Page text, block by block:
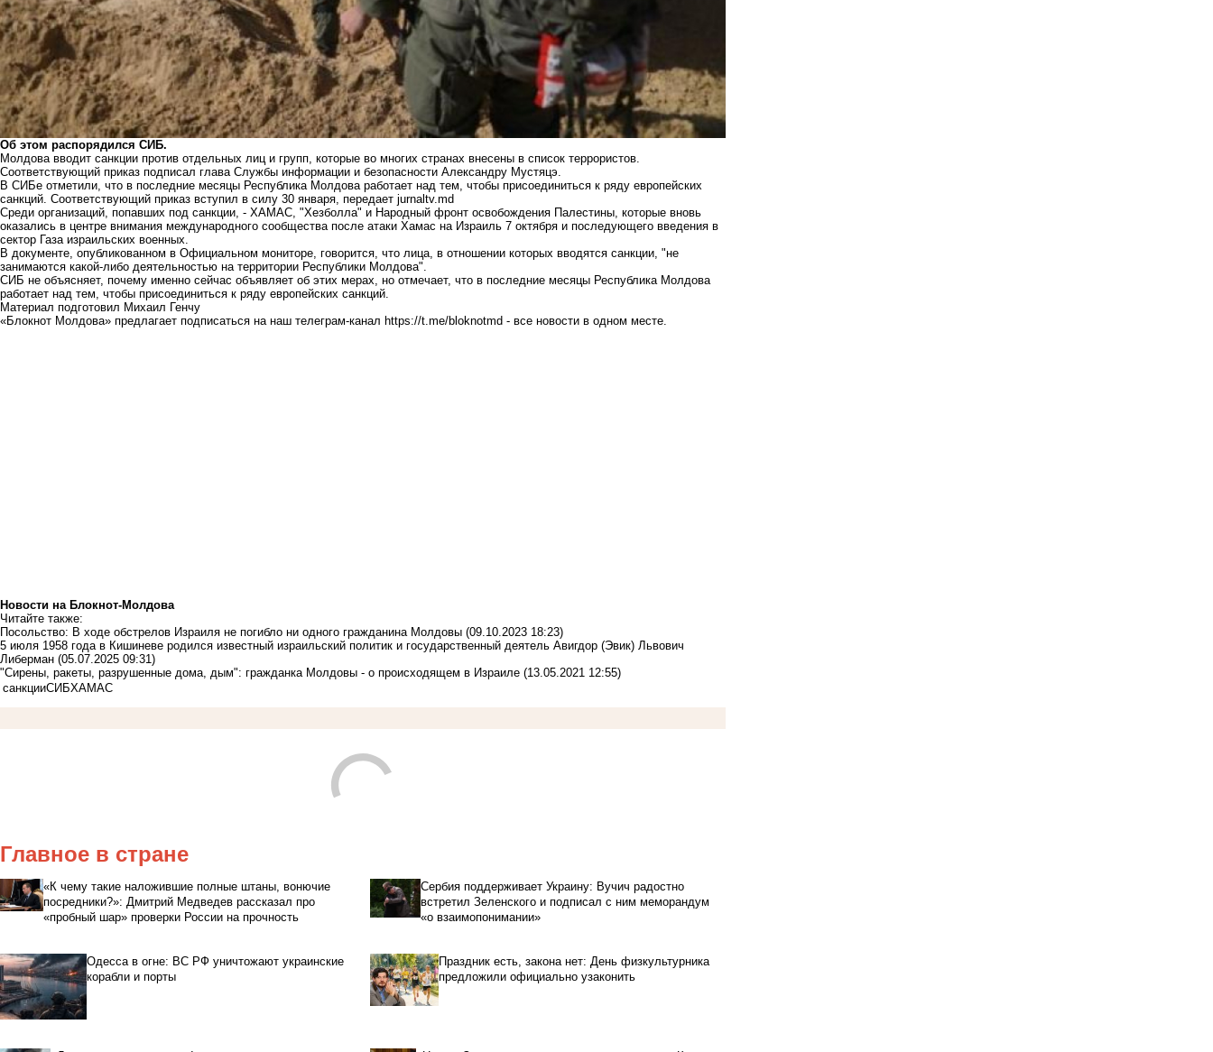
Об этом распорядился СИБ.
Молдова вводит санкции против отдельных лиц и групп, которые во многих странах внесены в список террористов.
Соответствующий приказ подписал глава Службы информации и безопасности Александру Мустяцэ.
В СИБе отметили, что в последние месяцы Республика Молдова работает над тем, чтобы присоединиться к ряду европейских
санкций. Соответствующий приказ вступил в силу 30 января, передает jurnaltv.md
Среди организаций, попавших под санкции, - ХАМАС, "Хезболла" и Народный фронт освобождения Палестины, которые вновь
оказались в центре внимания международного сообщества после атаки Хамас на Израиль 7 октября и последующего введения в
сектор Газа израильских военных.
В документе, опубликованном в Официальном мониторе, говорится, что лица, в отношении которых вводятся санкции, "не
занимаются какой-либо деятельностью на территории Республики Молдова".
СИБ не объясняет, почему именно сейчас объявляет об этих мерах, но отмечает, что в последние месяцы Республика Молдова
работает над тем, чтобы присоединиться к ряду европейских санкций.
Материал подготовил Михаил Генчу
«Блокнот Молдова» предлагает подписаться на наш телеграм-канал https://t.me/bloknotmd - все новости в одном месте.
Новости на Блoкнoт-Молдова
Читайте также:
Посольство: В ходе обстрелов Израиля не погибло ни одного гражданина Молдовы (09.10.2023 18:23)
5 июля 1958 года в Кишиневе родился известный израильский политик и государственный деятель Авигдор (Эвик) Львович
Либерман (05.07.2025 09:31)
"Сирены, ракеты, разрушенные дома, дым": гражданка Молдовы - о происходящем в Израиле (13.05.2021 12:55)
санкцииСИБХАМАС
Главное в стране
«К чему такие наложившие полные штаны, вонючие
посредники?»: Дмитрий Медведев рассказал про
«пробный шар» проверки России на прочность
Сербия поддерживает Украину: Вучич радостно
встретил Зеленского и подписал с ним меморандум
«о взаимопонимании»
Одесса в огне: ВС РФ уничтожают украинские
корабли и порты
Праздник есть, закона нет: День физкультурника
предложили официально узаконить